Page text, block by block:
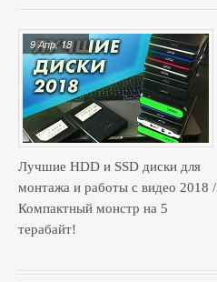
Лучшие HDD и SSD диски для
монтажа и работы с видео 2018 /
Компактный монстр на 5
терабайт!
9 Апр, 18